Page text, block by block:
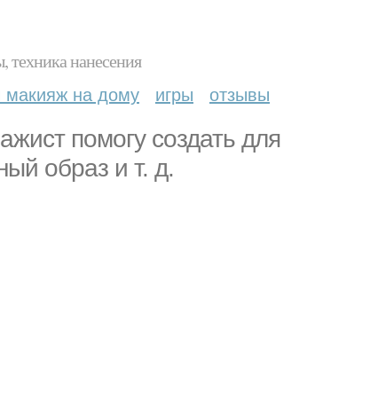
техника нанесения
макияж на дому игры отзывы
помогу создать для
образ и т. д.